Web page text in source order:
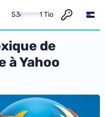
S3 1 Tio
de
à Yahoo